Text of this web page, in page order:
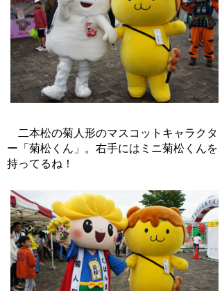
二本松の菊人形のマスコットキャラクタ
ー「菊松くん」。右手にはミニ菊松くんを
持ってるね！